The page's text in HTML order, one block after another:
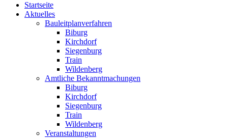
Startseite
Aktuelles
Bauleitplanverfahren
Biburg
Kirchdorf
Siegenburg
Train
Wildenberg
Amtliche Bekanntmachungen
Biburg
Kirchdorf
Siegenburg
Train
Wildenberg
Veranstaltungen